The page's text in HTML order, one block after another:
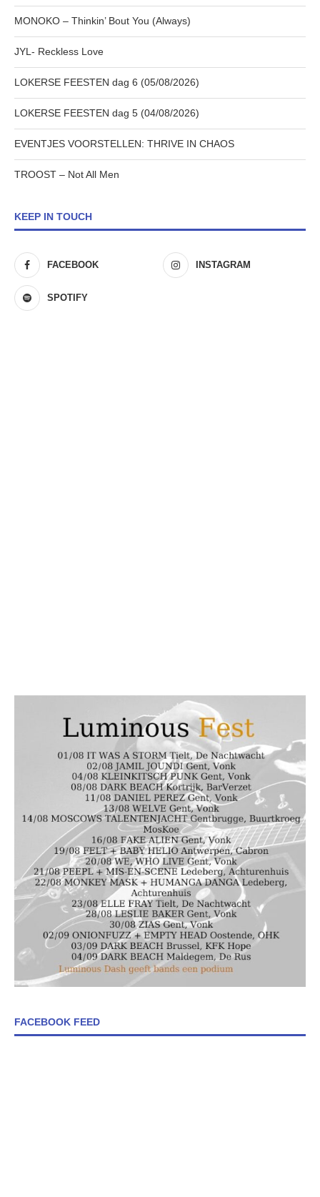
MONOKO – Thinkin’ Bout You (Always)
JYL- Reckless Love
LOKERSE FEESTEN dag 6 (05/08/2026)
LOKERSE FEESTEN dag 5 (04/08/2026)
EVENTJES VOORSTELLEN: THRIVE IN CHAOS
TROOST – Not All Men
KEEP IN TOUCH
FACEBOOK INSTAGRAM
SPOTIFY
FACEBOOK FEED